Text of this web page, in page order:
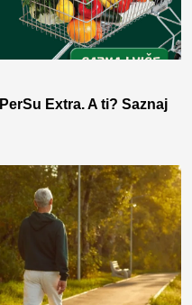
Extra. A ti? Saznaj